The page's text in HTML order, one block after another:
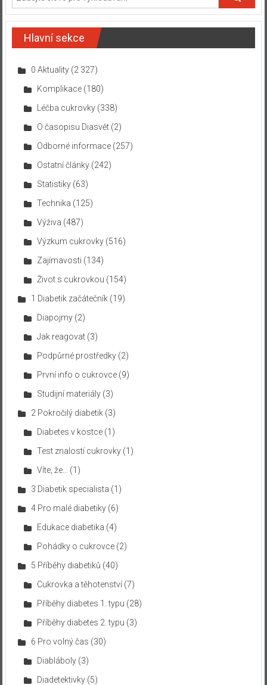
Hlavní sekce
0 Aktuality(2 327)
Komplikace(180)
Léčba cukrovky(338)
O časopisu Diasvět(2)
Odborné informace(257)
Ostatní články(242)
Statistiky(63)
Technika (125)
Výživa (487)
Výzkum cukrovky(516)
Zajímavosti (134)
Život s cukrovkou (154)
1 Diabetik začátečník(19)
Diapojmy(2)
Jak reagovat(3)
Podpůrné prostředky(2)
První info o cukrovce(9)
Studijní materiály(3)
2 Pokročilý diabetik(3)
Diabetes v kostce(1)
Test znalostí cukrovky(1)
Víte, že…
(1)
3 Diabetik specialista (1)
4 Pro malé diabetiky(6)
Edukace diabetika (4)
Pohádky o cukrovce(2)
5 Příběhy diabetiků (40)
Cukrovka a těhotenství(7)
Příběhy diabetes 1. typu (28)
Příběhy diabetes 2. typu (3)
6 Pro volný čas (30)
Diabláboly(3)
Diadetektivky(5)